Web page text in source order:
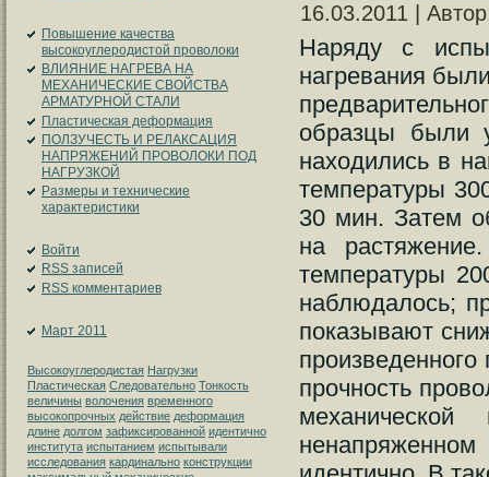
Повышение качества
высокоуглеродистой проволоки
ВЛИЯНИЕ НАГРЕВА НА
МЕХАНИЧЕСКИЕ СВОЙСТВА
АРМАТУРНОЙ СТАЛИ
Пластическая деформация
ПОЛЗУЧЕСТЬ И РЕЛАКСАЦИЯ
НАПРЯЖЕНИЙ ПРОВОЛОКИ ПОД
НАГРУЗКОЙ
Размеры и технические
характеристики
Войти
RSS записей
RSS комментариев
Март 2011
Высокоуглеродистая Нагрузки
Пластическая Следовательно Тонкость
величины волочения временного
высокопрочных действие деформация
длине долгом зафиксированной идентично
института испытанием испытывали
исследования кардинально конструкции
16.03.2011 |
Наряду с
нагревания
образцы были
находились в
температуры
30 мин. Затем
на
температуры
наблюдалось;
показывают
прочность